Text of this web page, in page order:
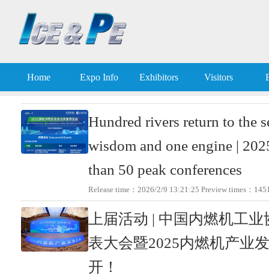
Home Expo Info Exhibitors Visitors
Hundred rivers return to the
wisdom and one engine |
than 50 peak conferences
Release time：2026/2/9 13:21:25 Preview times：
上届活动 | 中国内燃机工
表大会暨2025内燃机产业
开！